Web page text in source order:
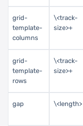
grid-
template-
columns
\<track-
size>+
grid-
template-
rows
\<track-
size>+
gap \<length>